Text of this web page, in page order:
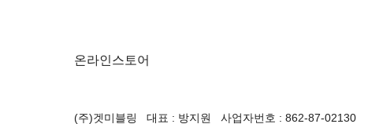
온라인스토어
(주)겟미블링 대표 : 방지원 사업자번호 : 862-87-02130